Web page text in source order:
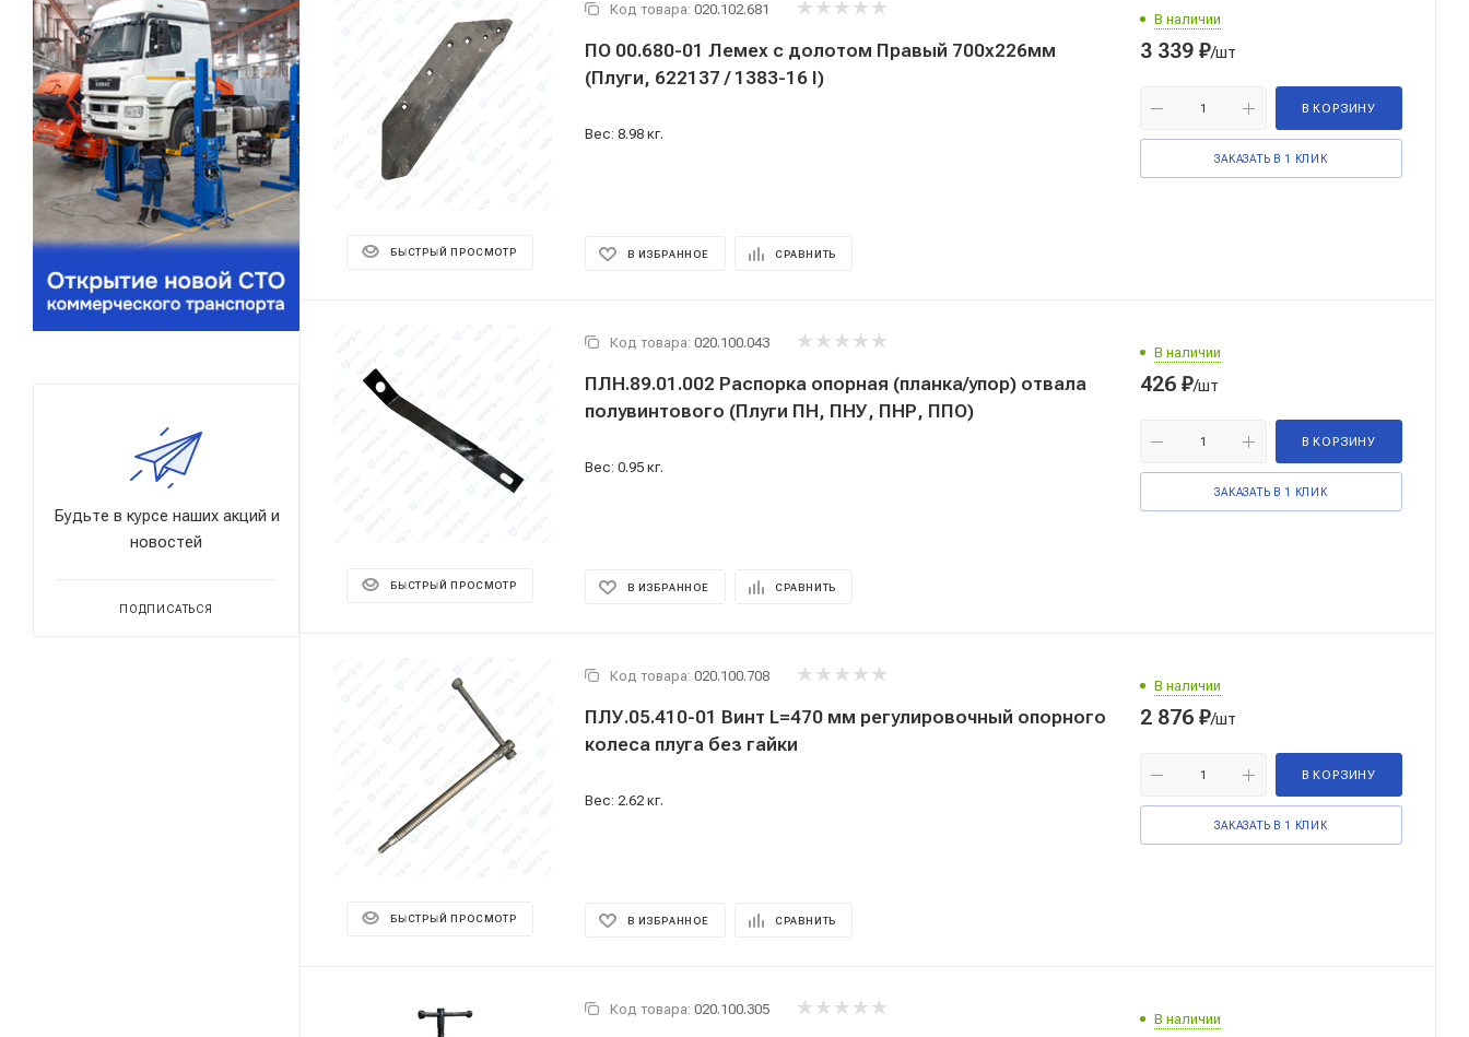
БЫСТРЫЙ ПРОСМОТР
Код товара: 020.102.681
ПО 00.680-01 Лемех с долотом Правый 700х226мм
(Плуги, 622137 / 1383-16 I)
Вес: 8.98 кг.
В ИЗБРАННОЕ СРАВНИТЬ
В наличии
3 339 ₽/шт
В КОРЗИНУ
ЗАКАЗАТЬ В 1 КЛИК
БЫСТРЫЙ ПРОСМОТР
Код товара: 020.100.043
ПЛН.89.01.002 Распорка опорная (планка/упор) отвала
полувинтового (Плуги ПН, ПНУ, ПНР, ППО)
Вес: 0.95 кг.
В ИЗБРАННОЕ СРАВНИТЬ
В наличии
426 ₽/шт
В КОРЗИНУ
ЗАКАЗАТЬ В 1 КЛИК
БЫСТРЫЙ ПРОСМОТР
Код товара: 020.100.708
ПЛУ.05.410-01 Винт L=470 мм регулировочный опорного
колеса плуга без гайки
Вес: 2.62 кг.
В ИЗБРАННОЕ СРАВНИТЬ
В наличии
2 876 ₽/шт
В КОРЗИНУ
ЗАКАЗАТЬ В 1 КЛИК
Код товара: 020.100.305
В наличии
Будьте в курсе наших акций и
новостей
ПОДПИСАТЬСЯ